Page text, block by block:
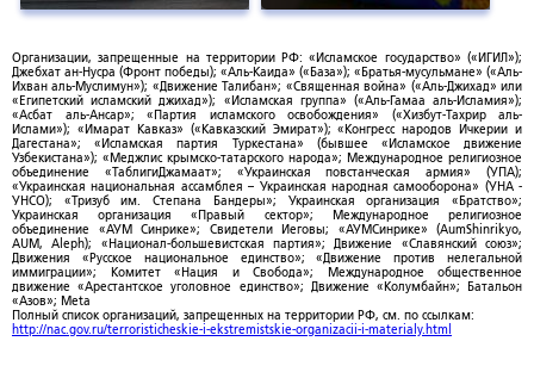
Организации, запрещенные на территории РФ: «Исламское государство» («ИГИЛ»);
Джебхат ан-Нусра (Фронт победы); «Аль-Каида» («База»); «Братья-мусульмане» («Аль-
Ихван аль-Муслимун»); «Движение Талибан»; «Священная война» («Аль-Джихад» или
«Египетский исламский джихад»); «Исламская группа» («Аль-Гамаа аль-Исламия»);
«Асбат аль-Ансар»; «Партия исламского освобождения» («Хизбут-Тахрир аль-
Ислами»); «Имарат Кавказ» («Кавказский Эмират»); «Конгресс народов Ичкерии и
Дагестана»; «Исламская партия Туркестана» (бывшее «Исламское движение
Узбекистана»); «Меджлис крымско-татарского народа»; Международное религиозное
объединение «ТаблигиДжамаат»; «Украинская повстанческая армия» (УПА);
«Украинская национальная ассамблея – Украинская народная самооборона» (УНА -
УНСО); «Тризуб им. Степана Бандеры»; Украинская организация «Братство»;
Украинская организация «Правый сектор»; Международное религиозное
объединение «АУМ Синрике»; Свидетели Иеговы; «АУМСинрике» (AumShinrikyo,
AUM, Aleph); «Национал-большевистская партия»; Движение «Славянский союз»;
Движения «Русское национальное единство»; «Движение против нелегальной
иммиграции»; Комитет «Нация и Свобода»; Международное общественное
движение «Арестантское уголовное единство»; Движение «Колумбайн»; Батальон
«Азов»; Meta
Полный список организаций, запрещенных на территории РФ, см. по ссылкам:
http://nac.gov.ru/terroristicheskie-i-ekstremistskie-organizacii-i-materialy.html